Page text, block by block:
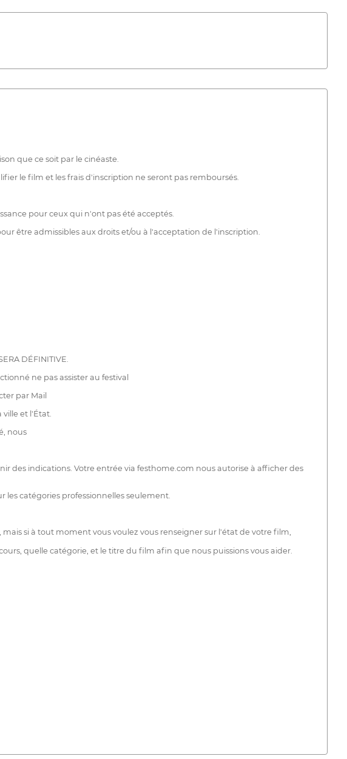
que ce soit par le cinéaste.
le film et les frais d'inscription ne seront pas remboursés.
pour ceux qui n'ont pas été acceptés.
être admissibles aux droits et/ou à l'acceptation de l'inscription.
DÉFINITIVE.
ne pas assister au festival
par Mail
et l'État.
nous
des indications. Votre entrée via festhome.com nous autorise à afficher des
les catégories professionnelles seulement.
si à tout moment vous voulez vous renseigner sur l'état de votre film,
quelle catégorie, et le titre du film afin que nous puissions vous aider.